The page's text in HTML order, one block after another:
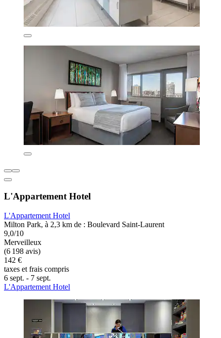
L'Appartement Hotel
L'Appartement Hotel
Milton Park, à 2,3 km de : Boulevard Saint-Laurent
9,0/10
Merveilleux
(6 198 avis)
142 €
taxes et frais compris
6 sept. - 7 sept.
L'Appartement Hotel